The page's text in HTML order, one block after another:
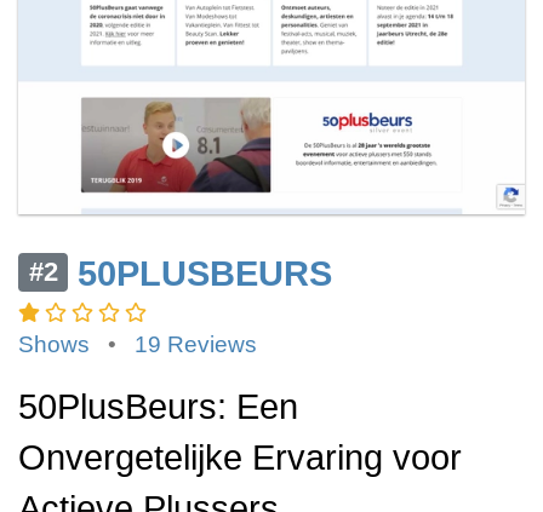
#2 50PLUSBEURS
Shows • 19 Reviews
50PlusBeurs: Een
Onvergetelijke Ervaring voor